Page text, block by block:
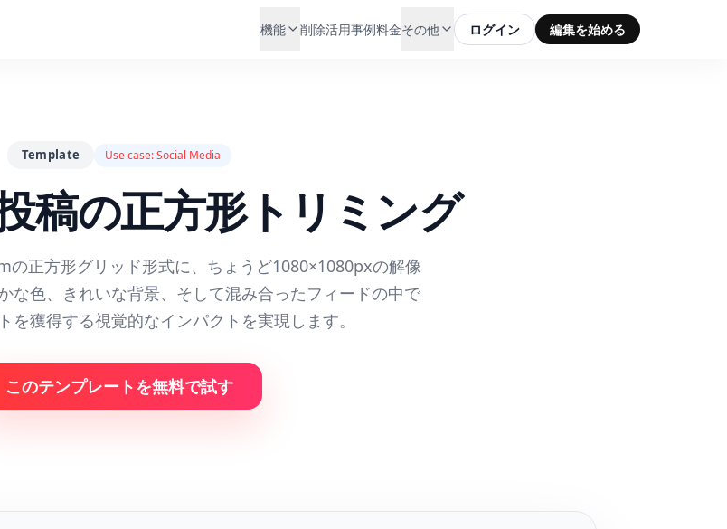
機能 削除活用事例料金その他 ログイン 編集を始める
Template Use case:Social Media
稿の正方形トリミング
正方形グリッド形式に、ちょうど1080×1080pxの解像
な色、きれいな背景、そして混み合ったフィードの中で
を獲得する視覚的なインパクトを実現します。
このテンプレートを無料で試す